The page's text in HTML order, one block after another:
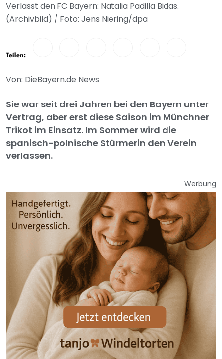
Verlässt den FC Bayern: Natalia Padilla Bidas.
(Archivbild) / Foto: Jens Niering/dpa
Teilen:
Von: DieBayern.de News
Sie war seit drei Jahren bei den Bayern unter
Vertrag, aber erst diese Saison im Münchner
Trikot im Einsatz. Im Sommer wird die
spanisch-polnische Stürmerin den Verein
verlassen.
Werbung